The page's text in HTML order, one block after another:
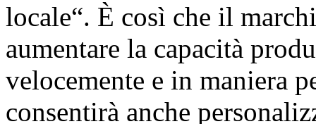
locale“. È così che il
aumentare la capacità
velocemente e in maniera
consentirà anche